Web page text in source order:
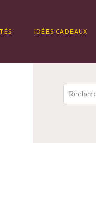
IDÉES CADEAUX